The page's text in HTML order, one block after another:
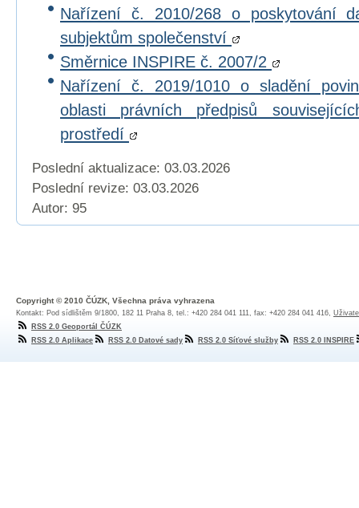
Nařízení č. 2010/268 o poskytování
subjektům společenství
Směrnice INSPIRE č. 2007/2
Nařízení č. 2019/1010 o sladění
oblasti právních předpisů
prostředí
Poslední aktualizace: 03.03.2026
Poslední revize: 03.03.2026
Autor: 95
Copyright © 2010 ČÚZK, Všechna práva vyhrazena
Kontakt: Pod sídlištěm 9/1800, 182 11 Praha 8, tel.: +420 284 041 111, fax: +420 284 041 416,
RSS 2.0 Geoportál ČÚZK
RSS 2.0 Aplikace
RSS 2.0 Datové sady RSS 2.0 Síťové služby RSS 2.0 INSPIRE